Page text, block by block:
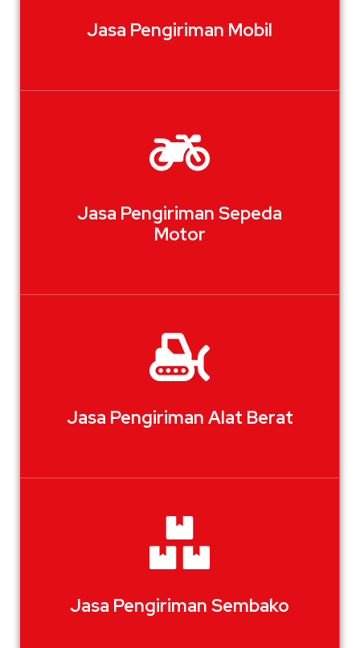
Jasa Pengiriman Mobil
Jasa Pengiriman Sepeda
Motor
Jasa Pengiriman Alat Berat
Jasa Pengiriman Sembako